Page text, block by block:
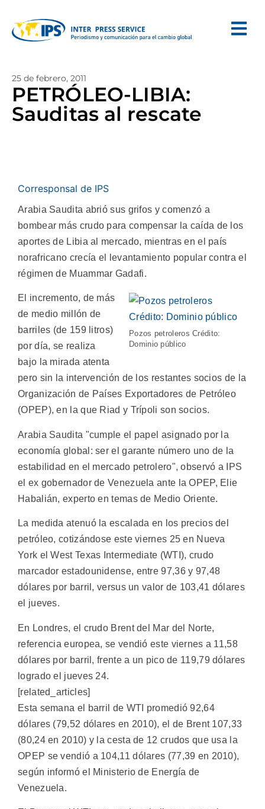
25 de febrero, 2011
PETRÓLEO-LIBIA:
Sauditas al rescate
Corresponsal de IPS
Arabia Saudita abrió sus grifos y comenzó a
bombear más crudo para compensar la caída de los
aportes de Libia al mercado, mientras en el país
norafricano crecía el levantamiento popular contra el
régimen de Muammar Gadafi.
Pozos petroleros Crédito:
Dominio público
El incremento, de más
de medio millón de
barriles (de 159 litros)
por día, se realiza
bajo la mirada atenta
pero sin la intervención de los restantes socios de la
Organización de Países Exportadores de Petróleo
(OPEP), en la que Riad y Trípoli son socios.
Arabia Saudita "cumple el papel asignado por la
economía global: ser el garante número uno de la
estabilidad en el mercado petrolero", observó a IPS
el ex gobernador de Venezuela ante la OPEP, Elie
Habalián, experto en temas de Medio Oriente.
La medida atenuó la escalada en los precios del
petróleo, cotizándose este viernes 25 en Nueva
York el West Texas Intermediate (WTI), crudo
marcador estadounidense, entre 97,36 y 97,48
dólares por barril, versus un valor de 103,41 dólares
el jueves.
En Londres, el crudo Brent del Mar del Norte,
referencia europea, se vendió este viernes a 11,58
dólares por barril, frente a un pico de 119,79 dólares
logrado el jueves 24.
[related_articles]
Esta semana el barril de WTI promedió 92,64
dólares (79,52 dólares en 2010), el de Brent 107,33
(80,24 en 2010) y la cesta de 12 crudos que usa la
OPEP se vendió a 104,11 dólares (77,39 en 2010),
según informó el Ministerio de Energía de
Venezuela.